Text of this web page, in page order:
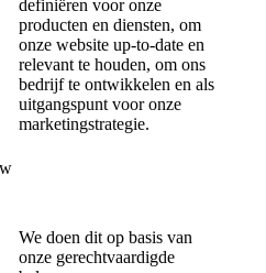
definiëren voor onze
producten en diensten, om
onze website up-to-date en
relevant te houden, om ons
bedrijf te ontwikkelen en als
uitgangspunt voor onze
marketingstrategie.
We doen dit op basis van
onze gerechtvaardigde